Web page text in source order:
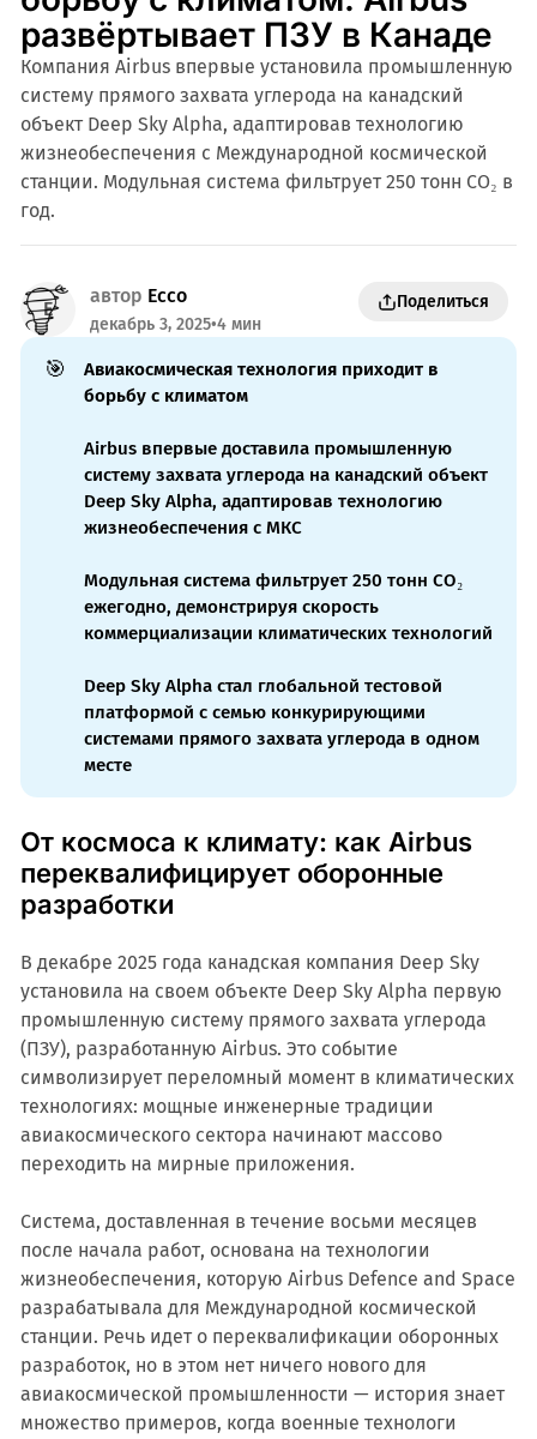
развёртывает ПЗУ в Канаде
Компания Airbus впервые установила промышленную
систему прямого захвата углерода на канадский
объект Deep Sky Alpha, адаптировав технологию
жизнеобеспечения с Международной космической
станции. Модульная система фильтрует 250 тонн CO₂ в
год.
автор Ecco
декабрь 3, 2025•4 мин
Поделиться
🎯
Авиакосмическая технология приходит в
борьбу с климатом
Airbus впервые доставила промышленную
систему захвата углерода на канадский объект
Deep Sky Alpha, адаптировав технологию
жизнеобеспечения с МКС
Модульная система фильтрует 250 тонн CO₂
ежегодно, демонстрируя скорость
коммерциализации климатических технологий
Deep Sky Alpha стал глобальной тестовой
платформой с семью конкурирующими
системами прямого захвата углерода в одном
месте
От космоса к климату: как Airbus
переквалифицирует оборонные
разработки
В декабре 2025 года канадская компания Deep Sky
установила на своем объекте Deep Sky Alpha первую
промышленную систему прямого захвата углерода
(ПЗУ), разработанную Airbus. Это событие
символизирует переломный момент в климатических
технологиях: мощные инженерные традиции
авиакосмического сектора начинают массово
переходить на мирные приложения.
Система, доставленная в течение восьми месяцев
после начала работ, основана на технологии
жизнеобеспечения, которую Airbus Defence and Space
разрабатывала для Международной космической
станции. Речь идет о переквалификации оборонных
разработок, но в этом нет ничего нового для
авиакосмической промышленности — история знает
множество примеров, когда военные технологи